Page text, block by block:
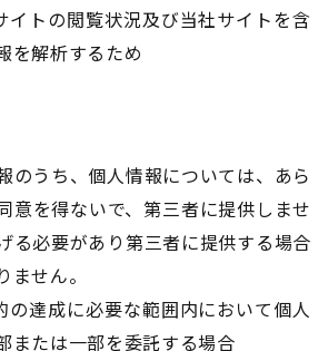
トの閲覧状況及び当社サイトを含
を解析するため
のうち、個人情報については、あら
意を得ないで、第三者に提供しませ
る必要があり第三者に提供する場合
せん。
達成に必要な範囲内において個人
または一部を委託する場合